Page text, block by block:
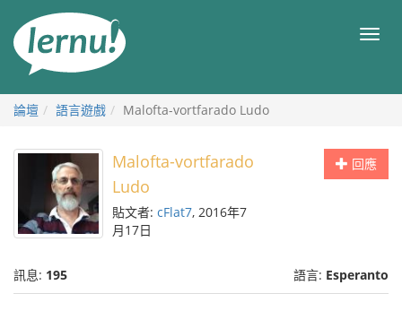
目
論壇 語言遊戲 Malofta-vortfarado Ludo
回應
Malofta-vortfarado
Ludo
貼文者: cFlat7, 2016年7
月17日
訊息: 195 語言: Esperanto